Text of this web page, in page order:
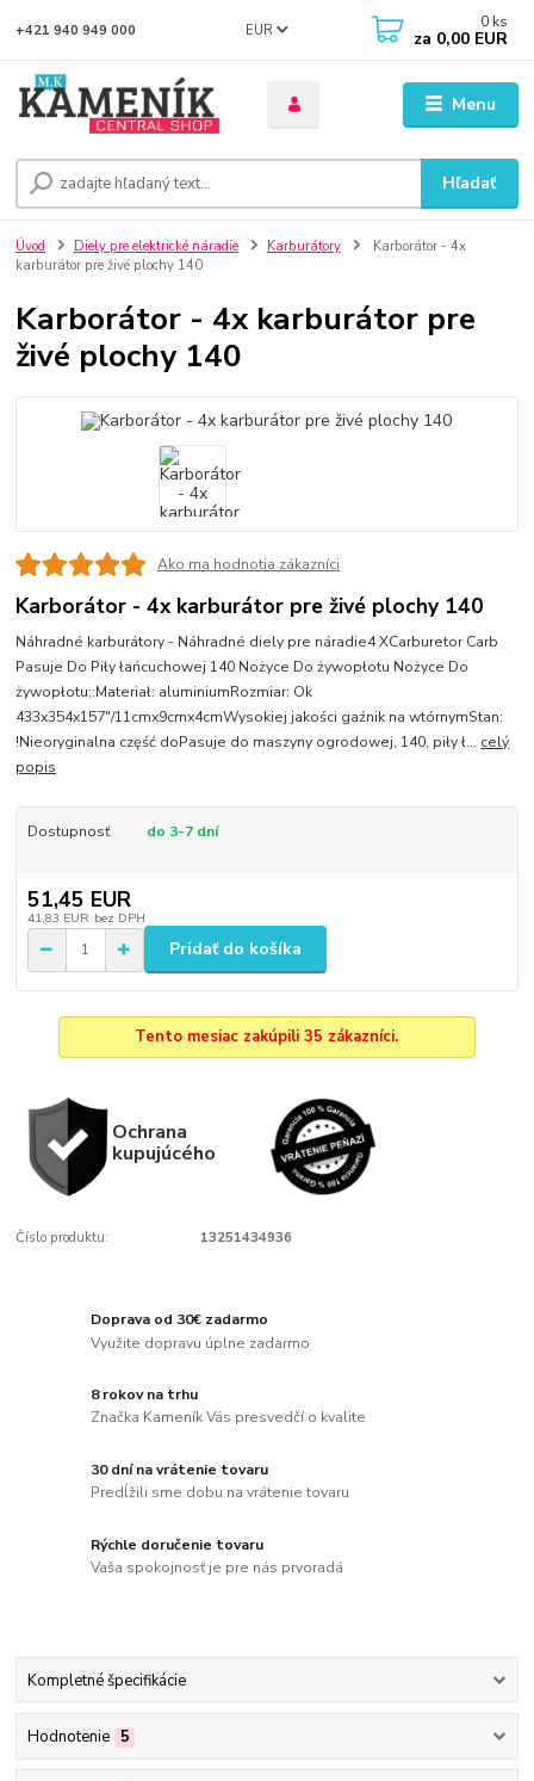
Menu
EUR
Hľadať
+421 940 949 000 0 ks
za 0,00 EUR
Úvod Diely pre elektrické náradie Karburátory
Karborátor - 4x
karburátor pre živé plochy 140
Karborátor - 4x karburátor pre
živé plochy 140
Ako ma hodnotia zákazníci
Karborátor - 4x karburátor pre živé plochy 140
Náhradné karburátory - Náhradné diely pre náradie4 XCarburetor Carb
Pasuje Do Piły łańcuchowej 140 Nożyce Do żywopłotu Nożyce Do
żywopłotu;:Materiał: aluminiumRozmiar: Ok
433x354x157"/11cmx9cmx4cmWysokiej jakości gaźnik na wtórnymStan:
!Nieoryginalna część doPasuje do maszyny ogrodowej, 140, piły ł... celý
popis
Dostupnosť do 3-7 dní
51,45 EUR
41,83 EUR bez DPH
Pridať do košíka
Tento mesiac zakúpili 35 zákazníci.
Ochrana
kupujúcého
Číslo produktu: 13251434936
Doprava od 30€ zadarmo
Využite dopravu úplne zadarmo
8 rokov na trhu
Značka Kameník Vás presvedčí o kvalite
30 dní na vrátenie tovaru
Predĺžili sme dobu na vrátenie tovaru
Rýchle doručenie tovaru
Vaša spokojnosť je pre nás prvoradá
Kompletné špecifikácie
Hodnotenie 5